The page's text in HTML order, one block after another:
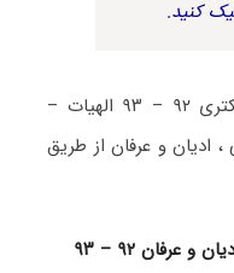
کنید.
دفترچه سوالات تخصصی آزمون دکتری ۹۲ – ۹۳ الهیات –
ادیان و عرفان از طریق
عرفان ۹۲ – ۹۳